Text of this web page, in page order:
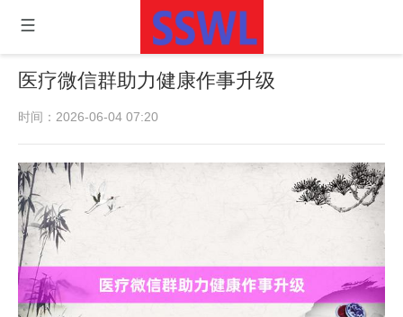
医疗微信群助力健康作事升级
时间：2026-06-04 07:20